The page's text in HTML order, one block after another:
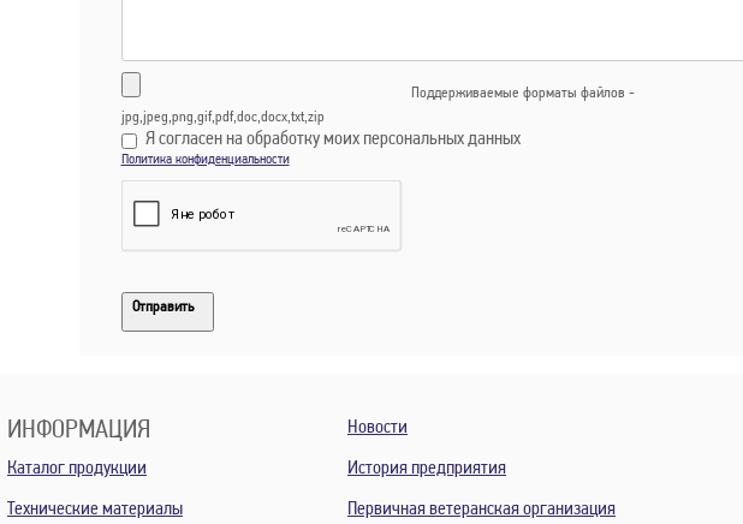
Поддерживаемые форматы файлов -
jpg,jpeg,png,gif,pdf,doc,docx,txt,zip
Я согласен на обработку моих персональных данных
Политика конфиденциальности
Отправить
ИНФОРМАЦИЯ
Каталог продукции
Технические материалы
Новости
История предприятия
Первичная ветеранская организация